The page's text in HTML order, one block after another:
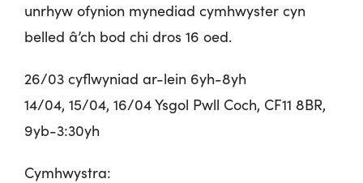
unrhyw ofynion mynediad cymhwyster cyn
belled â’ch bod chi dros 16 oed.
26/03 cyflwyniad ar-lein 6yh-8yh
14/04, 15/04, 16/04 Ysgol Pwll Coch, CF11 8BR,
9yb-3:30yh
Cymhwystra: